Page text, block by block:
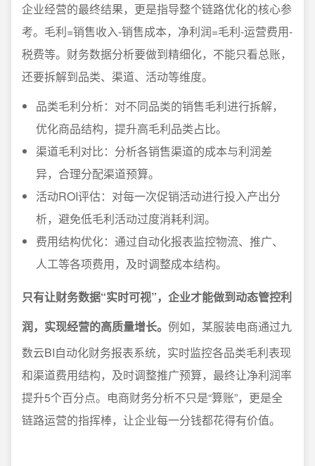
企业经营的最终结果，更是指导整个链路优化的核心参
考。毛利=销售收入-销售成本，净利润=毛利-运营费用-
税费等。财务数据分析要做到精细化，不能只看总账，
还要拆解到品类、渠道、活动等维度。
品类毛利分析：对不同品类的销售毛利进行拆解，
优化商品结构，提升高毛利品类占比。
渠道毛利对比：分析各销售渠道的成本与利润差
异，合理分配渠道预算。
活动ROI评估：对每一次促销活动进行投入产出分
析，避免低毛利活动过度消耗利润。
费用结构优化：通过自动化报表监控物流、推广、
人工等各项费用，及时调整成本结构。
只有让财务数据“实时可视”，企业才能做到动态管控利
润，实现经营的高质量增长。 例如，某服装电商通过九
数云BI自动化财务报表系统，实时监控各品类毛利表现
和渠道费用结构，及时调整推广预算，最终让净利润率
提升5个百分点。电商财务分析不只是“算账”，更是全
链路运营的指挥棒，让企业每一分钱都花得有价值。